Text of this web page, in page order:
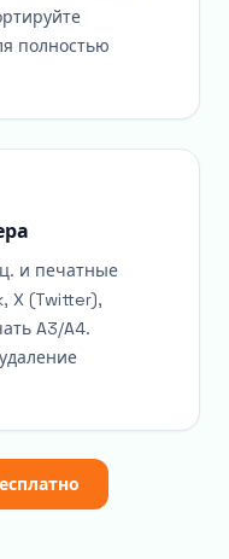
полностью
и печатные
X (Twitter),
A3/A4.